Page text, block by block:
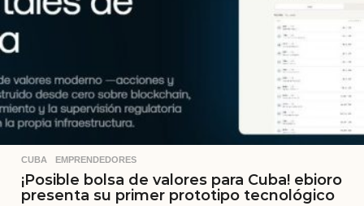
CUBA ,EMPRENDEDORES
¡Posible bolsa de valores para Cuba! ebioro
presenta su primer prototipo tecnológico